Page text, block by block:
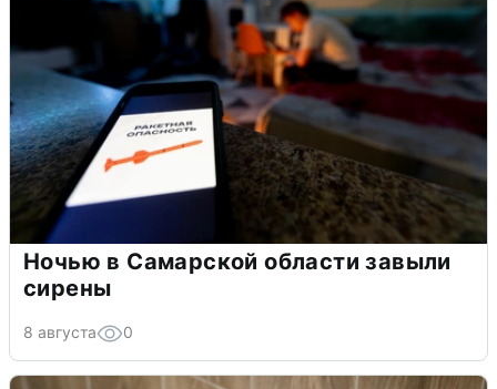
Ночью в Самарской области завыли
сирены
8 августа 0